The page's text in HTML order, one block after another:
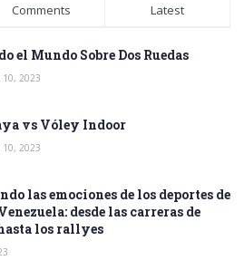
Comments Latest
el Mundo Sobre Dos Ruedas
10, 2023
vs Vóley Indoor
10, 2023
las emociones de los deportes de
desde las carreras de
los rallyes